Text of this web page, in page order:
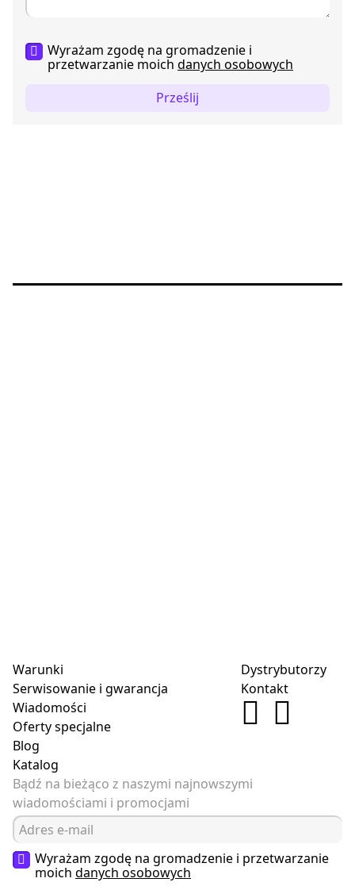
Wyrażam zgodę na gromadzenie i
przetwarzanie moich danych osobowych
Prześlij
Warunki
Serwisowanie i gwarancja
Wiadomości
Oferty specjalne
Blog
Katalog
Dystrybutorzy
Kontakt
Bądź na bieżąco z naszymi najnowszymi
wiadomościami i promocjami
Wyrażam zgodę na gromadzenie i przetwarzanie
moich danych osobowych